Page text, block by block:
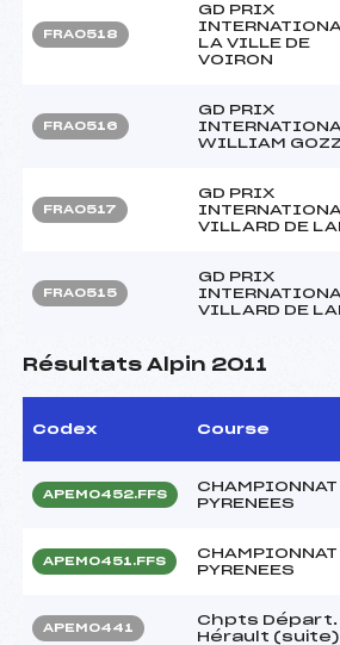
FRA0518
GD PRIX
LA VILLE DE
VOIRON
FRA0516
GD PRIX
WILLIAM
FRA0517
GD PRIX
VILLARD DE
FRA0515
GD PRIX
VILLARD DE
Résultats Alpin 2011
Codex Course
APEM0452.FFS
CHAMPIONNAT
PYRENEES
APEM0451.FFS
CHAMPIONNAT
PYRENEES
APEM0441
Chpts Départ.
Hérault (suite)